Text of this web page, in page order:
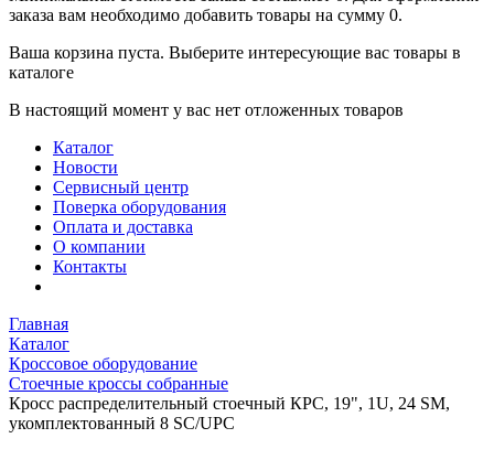
заказа вам необходимо добавить товары на сумму 0.
Ваша корзина пуста. Выберите интересующие вас товары в
каталоге
В настоящий момент у вас нет отложенных товаров
Каталог
Новости
Сервисный центр
Поверка оборудования
Оплата и доставка
О компании
Контакты
Главная
Каталог
Кроссовое оборудование
Стоечные кроссы собранные
Кросс распределительный стоечный КРС, 19", 1U, 24 SM,
укомплектованный 8 SC/UPC